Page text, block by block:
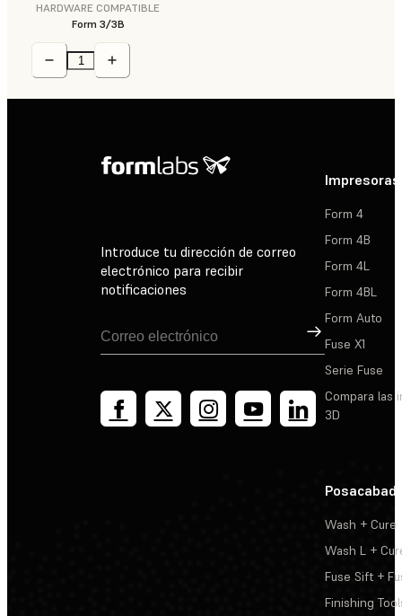
HARDWARE COMPATIBLE
Form 3/3B
Introduce tu dirección de correo
electrónico para recibir
notificaciones
Suscribirse
Impresoras
Form 4
Form 4B
Form 4L
Form 4BL
Form Auto
Fuse X1
Serie Fuse
Compara las
3D
Wash + Cure
Wash L +
Fuse Sift +
Finishing